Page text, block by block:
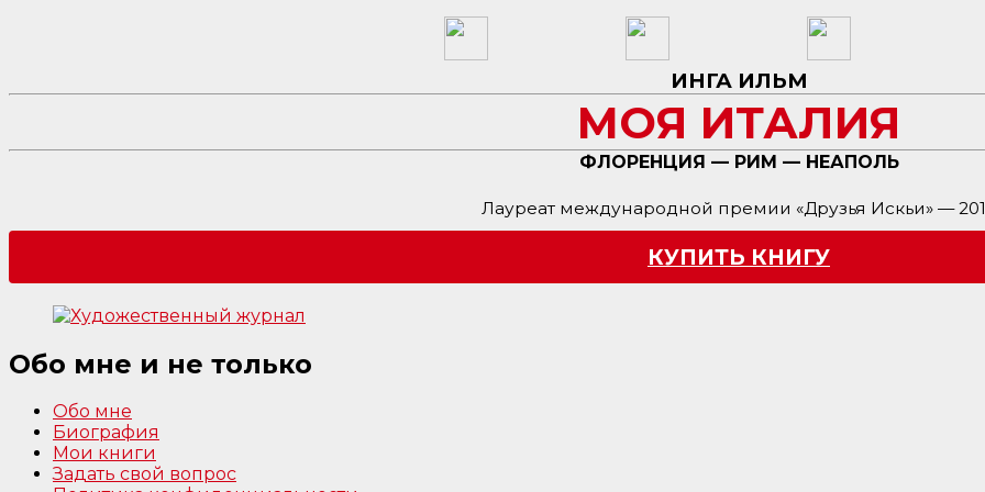
ИНГА ИЛЬМ
МОЯ ИТАЛИЯ
ФЛОРЕНЦИЯ — РИМ — НЕАПОЛЬ
Лауреат международной премии «Друзья Искьи» —
КУПИТЬ КНИГУ
Обо мне и не только
Обо мне
Биография
Мои книги
Задать свой вопрос